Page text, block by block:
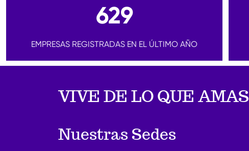
629
EMPRESAS REGISTRADAS EN EL ÚLTIMO AÑO
VIVE DE LO QUE AMAS
Nuestras Sedes